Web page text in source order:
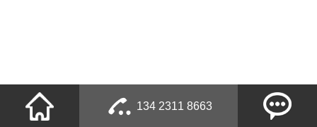
134 2311 8663